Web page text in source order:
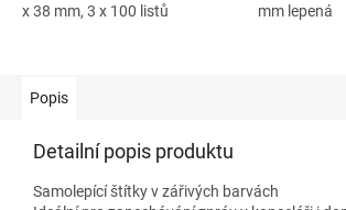
x 38 mm, 3 x 100 listů
mm lepená
Popis
Detailní popis produktu
Samolepící štítky v zářivých barvách